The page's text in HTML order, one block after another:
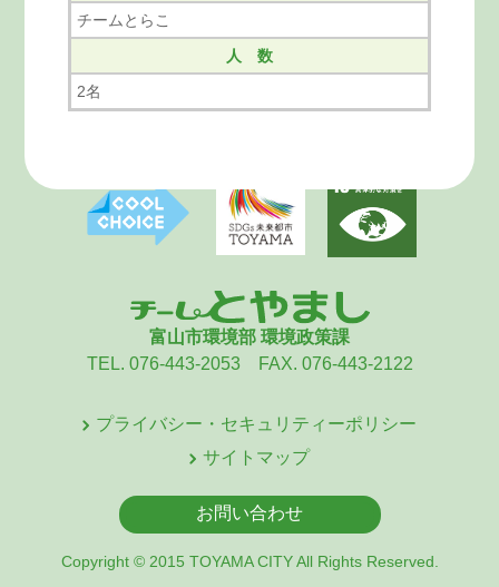
チームとらこ
人 数
2名
富山市環境部 環境政策課
TEL. 076-443-2053 FAX. 076-443-2122
プライバシー・セキュリティーポリシー
サイトマップ
お問い合わせ
Copyright © 2015 TOYAMA CITY All Rights Reserved.